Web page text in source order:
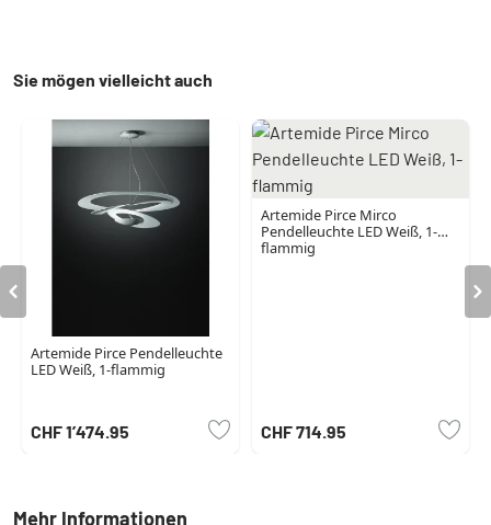
Sie mögen vielleicht auch
Artemide Pirce Pendelleuchte
LED Weiß, 1-flammig
CHF 1’474.95
Artemide Pirce Mirco
Pendelleuchte LED Weiß, 1-
flammig
CHF 714.95
Mehr Informationen